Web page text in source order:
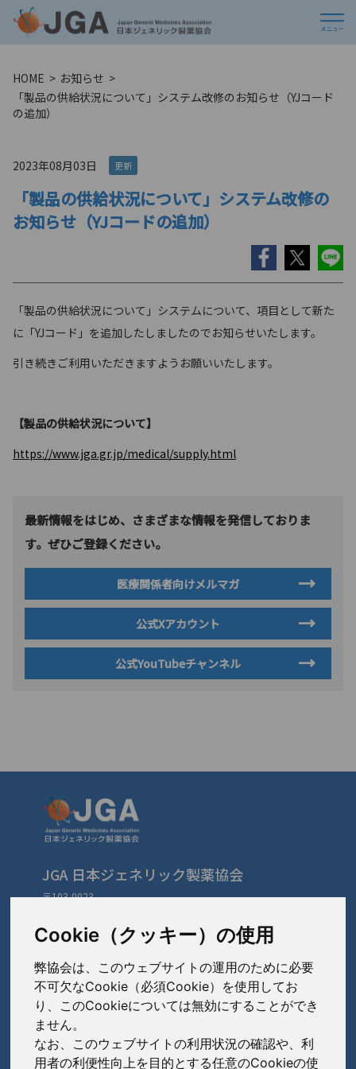
Cookie（クッキー）の使用
弊協会は、このウェブサイトの運用のために必要
不可欠なCookie（必須Cookie）を使用してお
り、このCookieについては無効にすることができ
ません。
なお、このウェブサイトの利用状況の確認や、利
用者の利便性向上を目的とする任意のCookieの使
HOME
お知らせ
「製品の供給状況について」システム改修のお知らせ（YJコード
の追加）
2023年08月03日 更新
「製品の供給状況について」システム改修の
お知らせ（YJコードの追加）
「製品の供給状況について」システムについて、項目として新た
に「YJコード」を追加したしましたのでお知らせいたします。
引き続きご利用いただきますようお願いいたします。
【製品の供給状況について】
https://www.jga.gr.jp/medical/supply.html
最新情報をはじめ、さまざまな情報を発信しておりま
す。ぜひご登録ください。
医療関係者向けメルマガ
公式Xアカウント
公式YouTubeチャンネル
JGA 日本ジェネリック製薬協会
〒103-0023
TEL: 03-3279-1890 / FAX: 03-3241-2978
会員会社（あ〜さ）
あゆみ製薬株式会社
岩城製薬株式会社
会員会社（た〜は）
大興製薬株式会社